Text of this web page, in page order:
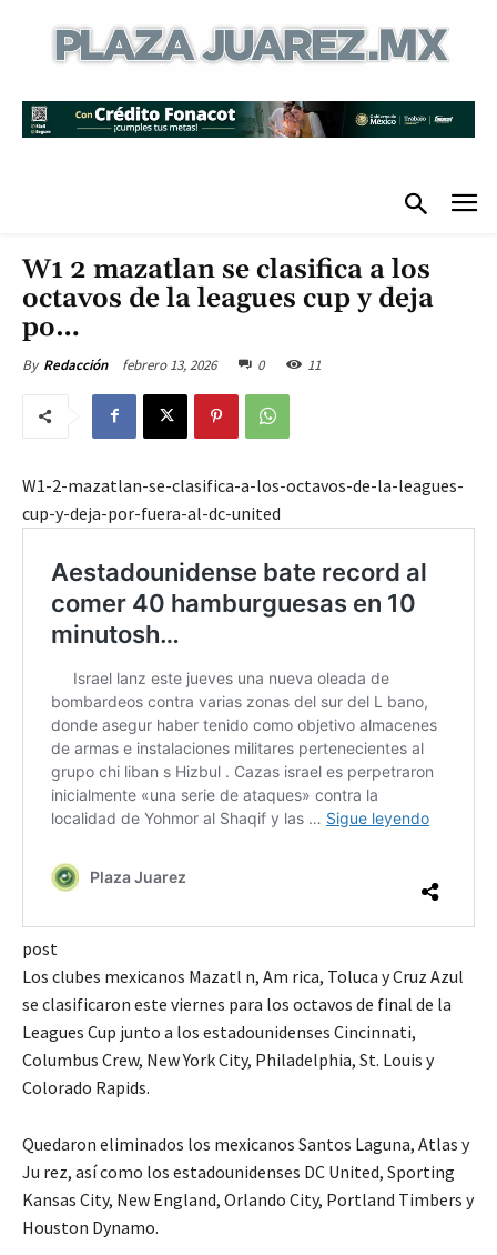
W1 2 mazatlan se clasifica a los
octavos de la leagues cup y deja
po…
By Redacción febrero 13, 2026 0 11
W1-2-mazatlan-se-clasifica-a-los-octavos-de-la-leagues-
cup-y-deja-por-fuera-al-dc-united
post
Los clubes mexicanos Mazatl n, Am rica, Toluca y Cruz Azul
se clasificaron este viernes para los octavos de final de la
Leagues Cup junto a los estadounidenses Cincinnati,
Columbus Crew, New York City, Philadelphia, St. Louis y
Colorado Rapids.
Quedaron eliminados los mexicanos Santos Laguna, Atlas y
Ju rez, así como los estadounidenses DC United, Sporting
Kansas City, New England, Orlando City, Portland Timbers y
Houston Dynamo.